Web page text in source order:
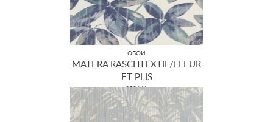
ОБОИ
MATERA RASCHTEXTIL/FLEUR
ET PLIS
298641